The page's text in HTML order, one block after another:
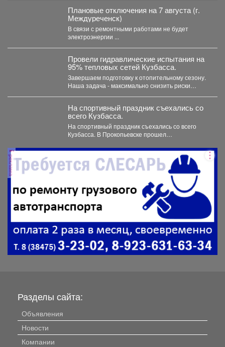
Плановые отключения на 7 августа (г.
Междуреченск)
В связи с ремонтными работами не будет
электроэнергии ...
Провели гидравлические испытания на
95% тепловых сетей Кузбасса.
Завершаем подготовку к отопительному сезону.
Наша задача - максимально снизить риски
На спортивный праздник съехались со
всего Кузбасса.
На спортивный праздник съехались со всего
Кузбасса. В Прокопьевске прошел
реклама
Разделы сайта:
Объявления
Новости
Компании